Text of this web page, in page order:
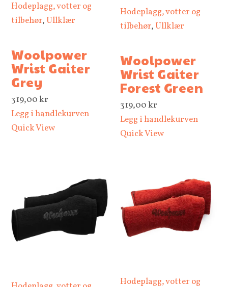
Hodeplagg, votter og
tilbehør, Ullklær
Woolpower
Wrist Gaiter
Grey
319,00kr
Legg i handlekurven
Quick View
Hodeplagg, votter og
tilbehør, Ullklær
Woolpower
Wrist Gaiter
Forest Green
319,00kr
Legg i handlekurven
Quick View
Hodeplagg, votter og